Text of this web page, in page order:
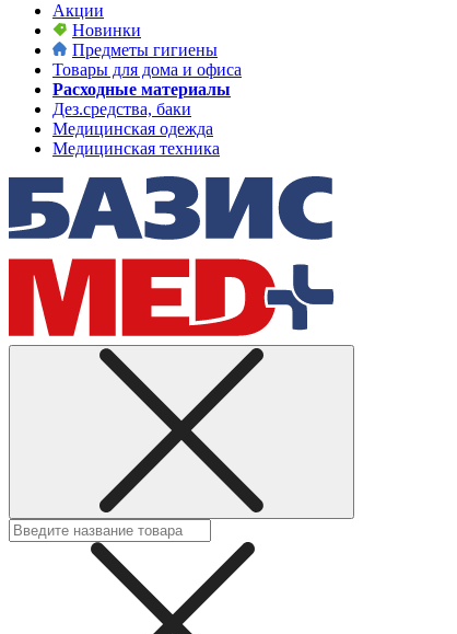
Акции
Новинки
Предметы гигиены
Товары для дома и офиса
Расходные материалы
Дез.средства, баки
Медицинская одежда
Медицинская техника